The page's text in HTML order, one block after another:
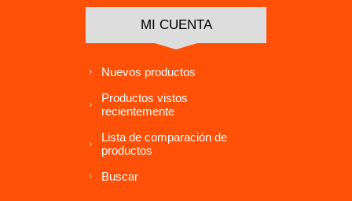
MI CUENTA
Nuevos productos
Productos vistos
recientemente
Lista de comparación de
productos
Buscar